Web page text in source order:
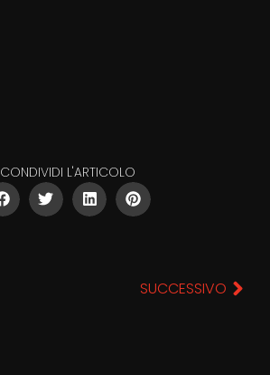
CONDIVIDI L'ARTICOLO
SUCCESSIVO